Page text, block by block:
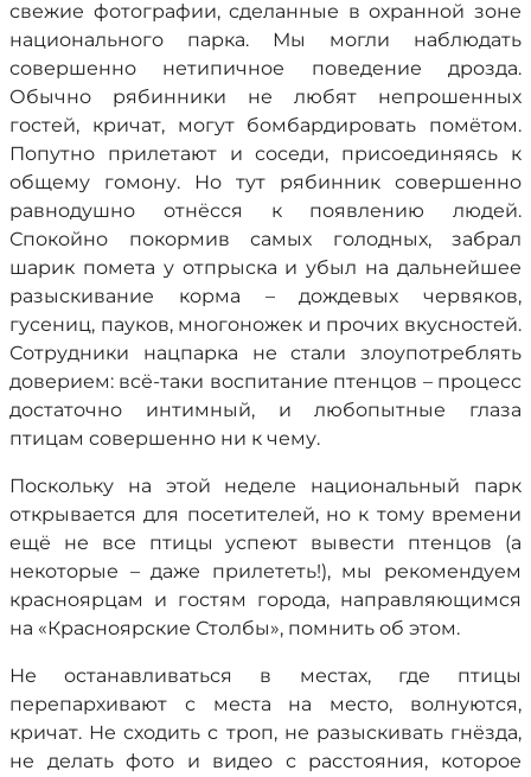
свежие фотографии, сделанные в охранной зоне
национального парка. Мы могли наблюдать
совершенно нетипичное поведение дрозда.
Обычно рябинники не любят непрошенных
гостей, кричат, могут бомбардировать помётом.
Попутно прилетают и соседи, присоединяясь к
общему гомону. Но тут рябинник совершенно
равнодушно отнёсся к появлению людей.
Спокойно покормив самых голодных, забрал
шарик помета у отпрыска и убыл на дальнейшее
разыскивание корма – дождевых червяков,
гусениц, пауков, многоножек и прочих вкусностей.
Сотрудники нацпарка не стали злоупотреблять
доверием: всё-таки воспитание птенцов – процесс
достаточно интимный, и любопытные глаза
птицам совершенно ни к чему.
Поскольку на этой неделе национальный парк
открывается для посетителей, но к тому времени
ещё не все птицы успеют вывести птенцов (а
некоторые – даже прилететь!), мы рекомендуем
красноярцам и гостям города, направляющимся
на «Красноярские Столбы», помнить об этом.
Не останавливаться в местах, где птицы
перепархивают с места на место, волнуются,
кричат. Не сходить с троп, не разыскивать гнёзда,
не делать фото и видео с расстояния, которое